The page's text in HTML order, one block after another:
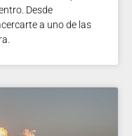
Desde
a uno de las